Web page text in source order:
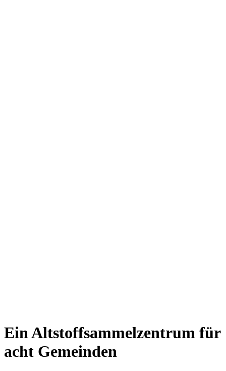
Ein Altstoffsammelzentrum für
acht Gemeinden